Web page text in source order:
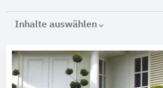
Inhalte auswählen